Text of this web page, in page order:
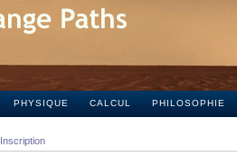
PHYSIQUE CALCUL PHILOSOPHIE
Inscription